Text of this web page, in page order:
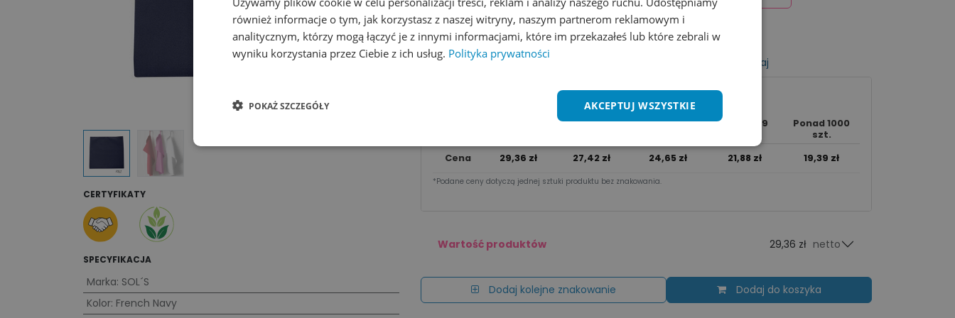
CERTYFIKATY
SPECYFIKACJA
Marka: SOL´S
Kolor: French Navy
Wycena na maila
Zobacz wszystkie kolory Porównaj
Cena za sztu​kę zależy od nakładu:
250 - 999
Ponad 1000
szt.
Cena
29,36 zł 27,42 zł 24,65 zł 21,88 zł 19,39 zł
*Podane ceny dotyczą jednej sztuki produktu bez znakowania.​
Wartość produktów 29,36 zł netto
Dodaj kolejne znakowanie Dodaj do koszyka
również informacje o tym, jak korzystasz z naszej witryny, naszym partnerom reklamowym i
analitycznym, którzy mogą łączyć je z innymi informacjami, które im przekazałeś lub które zebrali w
wyniku korzystania przez Ciebie z ich usług. Polityka prywatności
AKCEPTUJ WSZYSTKIE
POKAŻ SZCZEGÓŁY